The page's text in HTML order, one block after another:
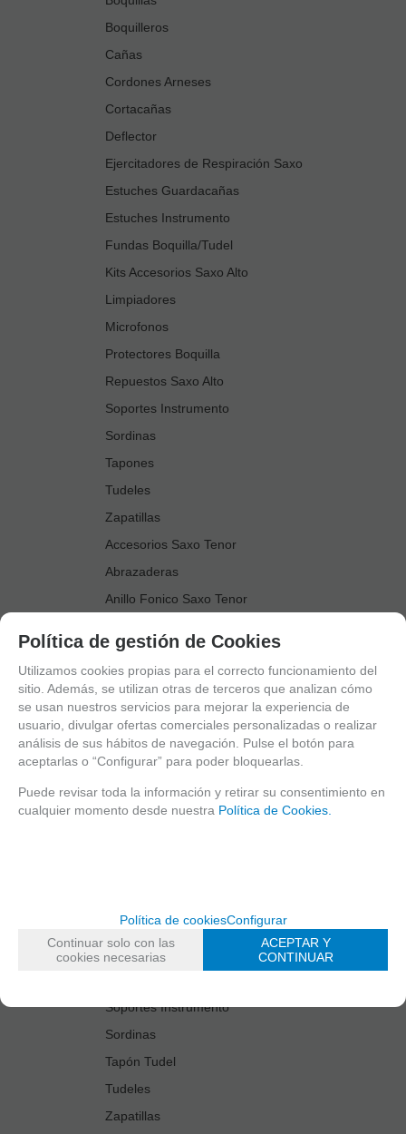
Boquilleros
Cañas
Cordones Arneses
Cortacañas
Deflector
Ejercitadores de Respiración Saxo
Estuches Guardacañas
Estuches Instrumento
Fundas Boquilla/Tudel
Kits Accesorios Saxo Alto
Limpiadores
Microfonos
Protectores Boquilla
Repuestos Saxo Alto
Soportes Instrumento
Sordinas
Tapones
Tudeles
Zapatillas
Accesorios Saxo Tenor
Abrazaderas
Anillo Fonico Saxo Tenor
Boquillas
Boquilleros
Cañas
Cortacañas
Deflector Saxo Tenor
Estuches Guardacañas
Limpiadores
Protectores Boquilla
Soportes Instrumento
Sordinas
Tapón Tudel
Tudeles
Zapatillas
Política de gestión de Cookies
Utilizamos cookies propias para el correcto funcionamiento del
sitio. Además, se utilizan otras de terceros que analizan cómo
se usan nuestros servicios para mejorar la experiencia de
usuario, divulgar ofertas comerciales personalizadas o realizar
análisis de sus hábitos de navegación. Pulse el botón para
aceptarlas o “Configurar” para poder bloquearlas.
Puede revisar toda la información y retirar su consentimiento en
cualquier momento desde nuestra Política de Cookies.
Política de cookiesConfigurar
Continuar solo con las
cookies necesarias
ACEPTAR Y
CONTINUAR